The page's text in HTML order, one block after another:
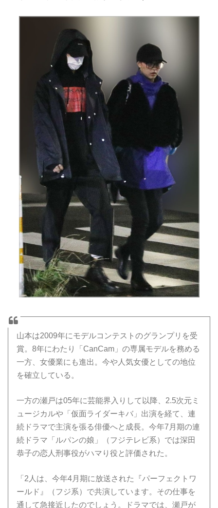
山本は2009年にモデルコンテストのグランプリを受
賞。8年にわたり「CanCam」の専属モデルを務める
一方、女優業にも進出。今や人気女優としての地位
を確立している。
一方の瀬戸は05年に芸能界入りして以降、2.5次元ミ
ュージカルや「仮面ライダーキバ」出演を経て、連
続ドラマで主演を張る俳優へと成長。今年7月期の連
続ドラマ「ルパンの娘」（フジテレビ系）では深田
恭子の恋人刑事役がハマり役と評価された。
「2人は、今年4月期に放送された『パーフェクトワ
ールド』（フジ系）で共演しています。その仕事を
通して急接近したのでしょう。ドラマでは、瀬戸が